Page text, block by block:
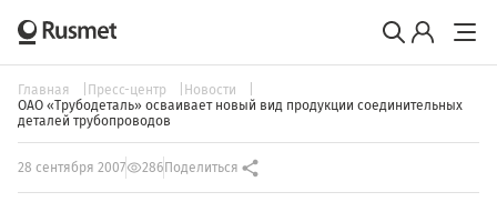
Главная Пресс-центр
Новости
ОАО «Трубодеталь» осваивает новый вид продукции соединительных
деталей трубопроводов
28 сентября 2007 286 Поделиться